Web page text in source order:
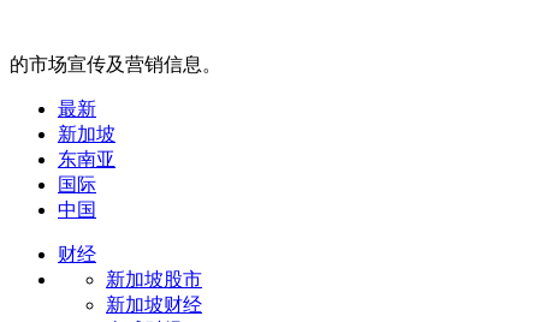
的市场宣传及营销信息。
最新
新加坡
东南亚
国际
中国
财经
新加坡股市
新加坡财经